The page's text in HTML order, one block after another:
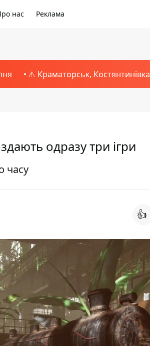
нас Реклама
⚠️ Краматорськ, Костянтинівка
одразу три ігри
часу
👍